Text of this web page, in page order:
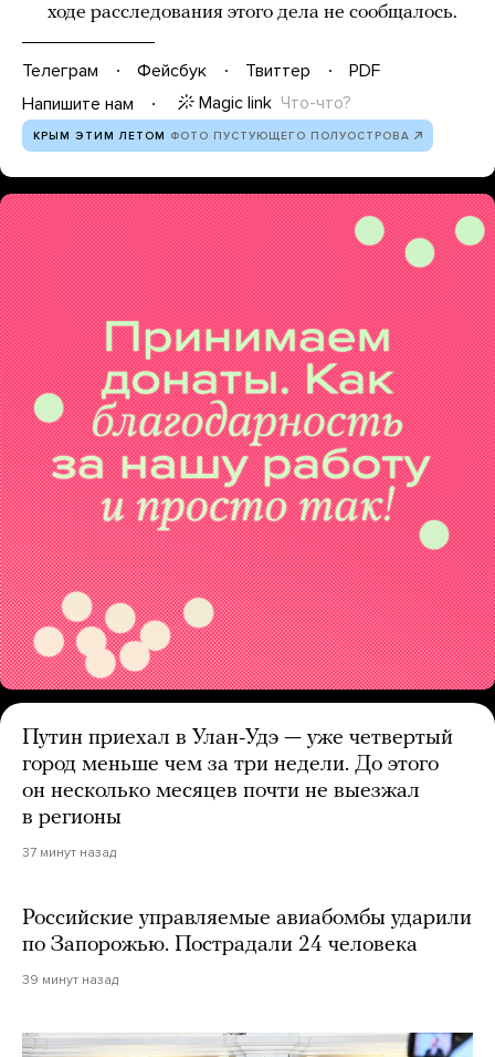
ходе расследования этого дела не сообщалось.
Телеграм Фейсбук Твиттер
PDF
Напишите нам
Magic link Что-что?
КРЫМ ЭТИМ ЛЕТОМ ФОТО ПУСТУЮЩЕГО ПОЛУОСТРОВА
Путин приехал в Улан-Удэ — уже четвертый
город меньше чем за три недели. До этого
он несколько месяцев почти не выезжал
в регионы
37 минут назад
Российские управляемые авиабомбы ударили
по Запорожью. Пострадали 24 человека
39 минут назад